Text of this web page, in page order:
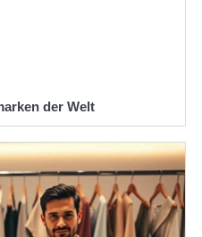
der Welt